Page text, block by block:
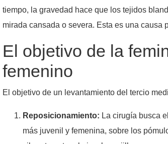
tiempo, la gravedad hace que los tejidos
mirada cansada o severa. Esta es una
El objetivo de la
femenino
El objetivo de un levantamiento del tercio
Reposicionamiento: La cirugía busca
más juvenil y femenina, sobre los